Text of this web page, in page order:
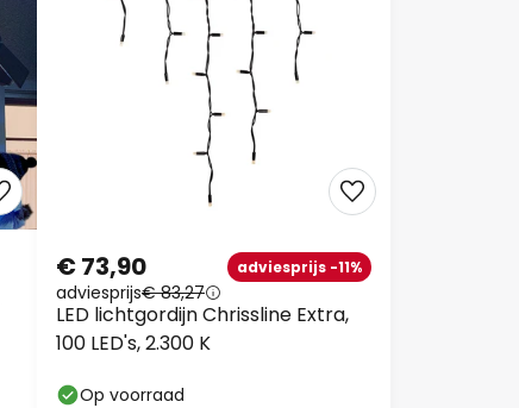
LED lichtgordijn Chrissline Extra,
100 LED's, 2.300 K
€ 73,90 adviesprijs -11%
adviesprijs€ 83,27
Op voorraad